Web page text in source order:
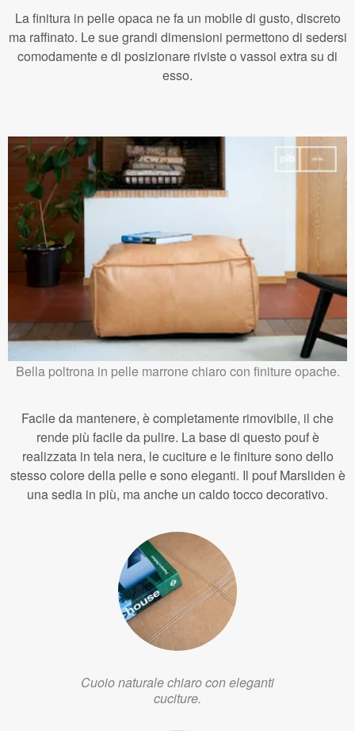
La finitura in pelle opaca ne fa un mobile di gusto, discreto
ma raffinato. Le sue grandi dimensioni permettono di sedersi
comodamente e di posizionare riviste o vassoi extra su di
esso.
Bella poltrona in pelle marrone chiaro con finiture opache.
Facile da mantenere, è completamente rimovibile, il che
rende più facile da pulire. La base di questo pouf è
realizzata in tela nera, le cuciture e le finiture sono dello
stesso colore della pelle e sono eleganti. Il pouf Marsliden è
una sedia in più, ma anche un caldo tocco decorativo.
Cuoio naturale chiaro con eleganti
cuciture.